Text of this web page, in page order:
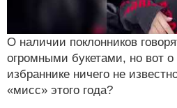
О наличии поклонников
огромными букетами, но вот о
избраннике ничего не
«мисс» этого года?